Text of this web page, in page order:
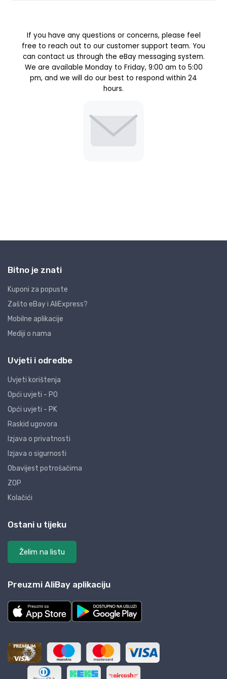
Bitno je znati
Kuponi za popuste
Zašto eBay i AliExpress?
Mobilne aplikacije
Mediji o nama
Uvjeti i odredbe
Uvjeti korištenja
Opći uvjeti - PO
Opći uvjeti - PK
Raskid ugovora
Izjava o privatnosti
Izjava o sigurnosti
Obavijest potrošačima
ZOP
Kolačići
Ostani u tijeku
Želim na listu
Preuzmi AliBay aplikaciju